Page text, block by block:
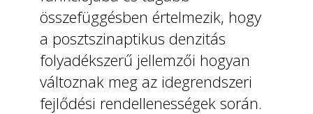
összefüggésben értelmezik, hogy
a posztszinaptikus denzitás
folyadékszerű jellemzői hogyan
változnak meg az idegrendszeri
fejlődési rendellenességek során.